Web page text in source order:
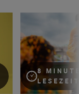
8